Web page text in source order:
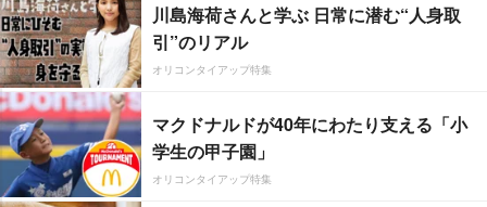
川島海荷さんと学ぶ 日常に潜む“人身取
引”のリアル
オリコンタイアップ特集
マクドナルドが40年にわたり支える「小
学生の甲子園」
オリコンタイアップ特集